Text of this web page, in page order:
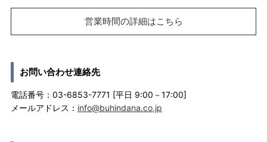
営業時間の詳細はこちら
お問い合わせ連絡先
電話番号：03-6853-7771 [平日 9:00－17:00]
メールアドレス： info@buhindana.co.jp